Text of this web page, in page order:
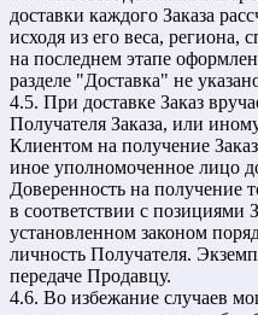
доставки каждого Заказа
исходя из его веса, региона,
на последнем этапе
разделе "Доставка" не
4.5. При доставке Заказ
Получателя Заказа, или
Клиентом на получение
иное уполномоченное лицо
Доверенность на получение
в соответствии с позициями
установленном законом
личность Получателя.
передаче Продавцу.
4.6. Во избежание случаев